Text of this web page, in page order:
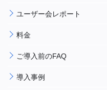
ユーザー会レポート
料金
ご導入前のFAQ
導入事例